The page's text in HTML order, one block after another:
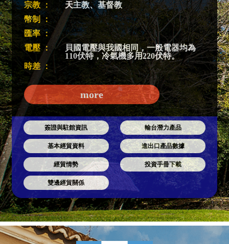
宗教 ：
天主教、基督教
幣制 ：
匯率 ：
電壓 ：
貝國電壓與我國相同，一般電器均為
110伏特，冷氣機多用220伏特。
時差 ：
more
簽證與駐館資訊 輸台潛力產品
基本經貿資料 進出口產品數據
經貿情勢 投資手冊下載
雙邊經貿關係